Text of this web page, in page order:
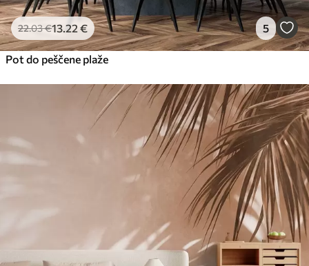
22.03€13 .22 € 5
Pot do peščene plaže